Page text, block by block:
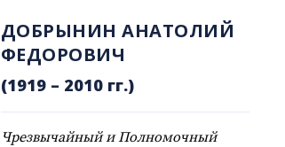
ДОБРЫНИН АНАТОЛИЙ
ФЕДОРОВИЧ
(1919 – 2010 гг.)
Чрезвычайный и Полномочный